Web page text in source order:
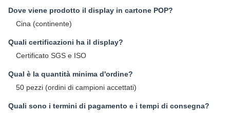
Dove viene prodotto il display in cartone POP?
Cina (continente)
Quali certificazioni ha il display?
Certificato SGS e ISO
Qual è la quantità minima d'ordine?
50 pezzi (ordini di campioni accettati)
Quali sono i termini di pagamento e i tempi di consegna?